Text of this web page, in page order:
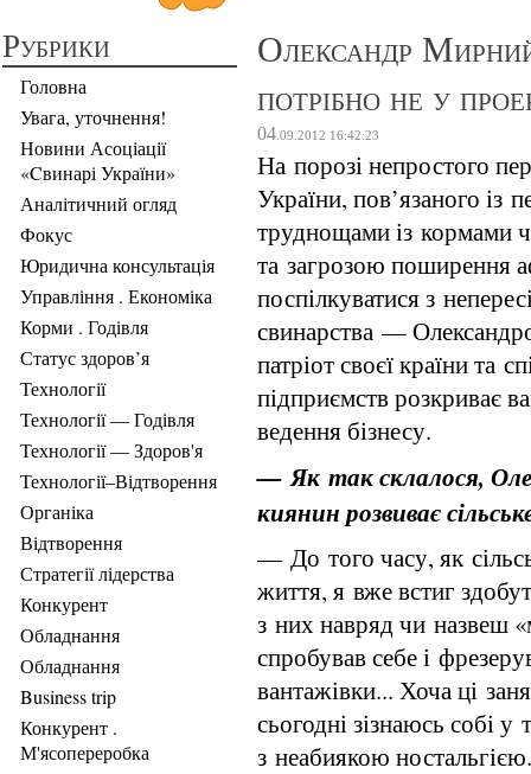
Рубрики
Головна
Увага, уточнення!
Новини Асоціації
«Cвинарі України»
Аналітичний огляд
Фокус
Юридична консультація
Управління . Економіка
Корми . Годівля
Статус здоров’я
Технології
Технології — Годівля
Технології — Здоров'я
Технології–Відтворення
Органіка
Відтворення
Стратегії лідерства
Конкурент
Обладнання
Обладнання
Business trip
Конкурент .
М'ясопереробка
Олександр
потрібно не у
04 .09.2012 16:42:23
На порозі непростого
України, пов’язаного
труднощами із кормами
та загрозою поширення
поспілкуватися з
свинарства —
патріот своєї країни та
підприємств розкриває
ведення бізнесу.
— Як так склалося,
киянин розвиває
— До того часу, як
життя, я вже встиг
з них навряд чи назвеш
спробував себе і
вантажівки... Хоча ці
сьогодні зізнаюсь собі
з неабиякою ностальгією.